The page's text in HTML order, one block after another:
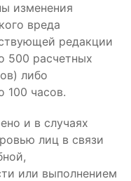
изменения
вреда
редакции
500 расчетных
либо
100 часов.
и в случаях
лиц в связи
или выполнением